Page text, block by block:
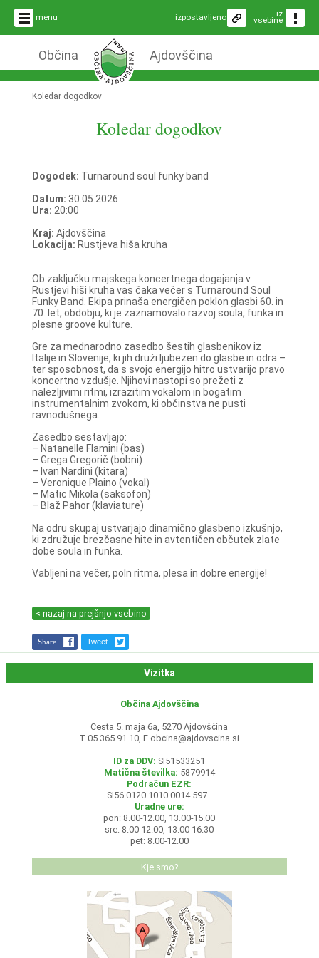
menu iz
vsebine
izpostavljeno
Občina Ajdovščina
Koledar dogodkov
Koledar dogodkov
Dogodek: Turnaround soul funky band
Datum: 30.05.2026
Ura: 20:00
Kraj: Ajdovščina
Lokacija: Rustjeva hiša kruha
Ob zaključku majskega koncertnega dogajanja v
Rustjevi hiši kruha vas čaka večer s Turnaround Soul
Funky Band. Ekipa prinaša energičen poklon glasbi 60. in
70. let, obdobju, ki je zaznamovalo razvoj soula, funka in
plesne groove kulture.
Gre za mednarodno zasedbo šestih glasbenikov iz
Italije in Slovenije, ki jih druži ljubezen do glasbe in odra –
ter sposobnost, da s svojo energijo hitro ustvarijo pravo
koncertno vzdušje. Njihovi nastopi so prežeti z
nalezljivimi ritmi, izrazitim vokalom in bogatim
instrumentalnim zvokom, ki občinstva ne pusti
ravnodušnega.
Zasedbo sestavljajo:
– Natanelle Flamini (bas)
– Grega Gregorič (bobni)
– Ivan Nardini (kitara)
– Veronique Plaino (vokal)
– Matic Mikola (saksofon)
– Blaž Pahor (klaviature)
Na odru skupaj ustvarjajo dinamično glasbeno izkušnjo,
ki združuje brezčasne hite in avtentičen občutek zlate
dobe soula in funka.
Vabljeni na večer, poln ritma, plesa in dobre energije!
< nazaj na prejšnjo vsebino
Share Tweet
Vizitka
Občina Ajdovščina
Cesta 5. maja 6a, 5270 Ajdovščina
T 05 365 91 10, E obcina@ajdovscina.si
ID za DDV: SI51533251
Matična številka: 5879914
Podračun EZR:
SI56 0120 1010 0014 597
Uradne ure:
pon: 8.00-12.00, 13.00-15.00
sre: 8.00-12.00, 13.00-16.30
pet: 8.00-12.00
Kje smo?